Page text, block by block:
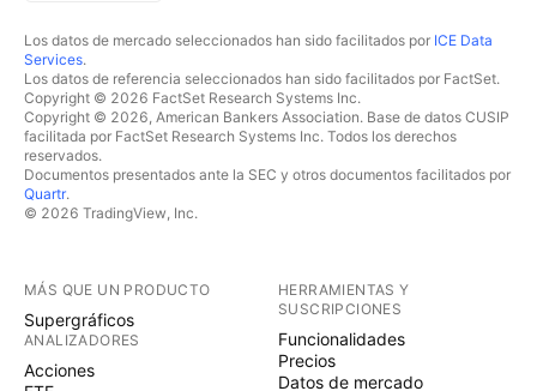
Los datos de mercado seleccionados han sido facilitados por ICE Data
Services.
Los datos de referencia seleccionados han sido facilitados por FactSet.
Copyright © 2026 FactSet Research Systems Inc.
Copyright © 2026, American Bankers Association. Base de datos CUSIP
facilitada por FactSet Research Systems Inc. Todos los derechos
reservados.
Documentos presentados ante la SEC y otros documentos facilitados por
Quartr.
© 2026 TradingView, Inc.
MÁS QUE UN PRODUCTO
Supergráficos
ANALIZADORES
Acciones
HERRAMIENTAS Y
SUSCRIPCIONES
Funcionalidades
Precios
Datos de mercado